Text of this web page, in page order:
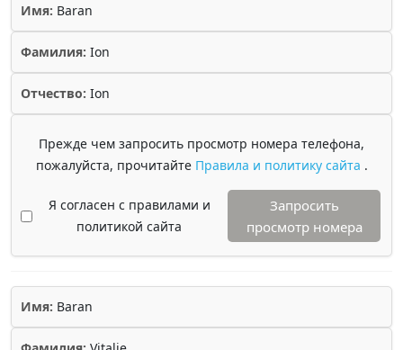
Имя: Baran
Фамилия: Ion
Отчество: Ion
Прежде чем запросить просмотр номера телефона,
пожалуйста, прочитайте Правила и политику сайта .
Я согласен с правилами и
политикой сайта
Запросить
просмотр номера
Имя: Baran